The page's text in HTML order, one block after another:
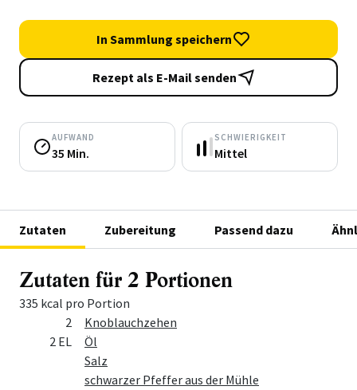
In Sammlung speichern
Rezept als E-Mail senden
AUFWAND
35 Min.
SCHWIERIGKEIT
Mittel
Zutaten Zubereitung Passend dazu
Zutaten für 2 Portionen
335 kcal pro Portion
Zutat
2
Knoblauchzehen
2 EL
Öl
Salz
schwarzer Pfeffer aus der Mühle